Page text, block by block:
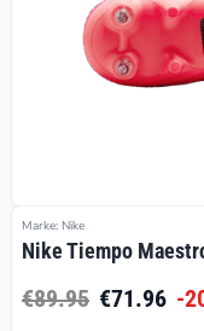
Marke: Nike
Nike Tiempo
€89.95 €71.96 -